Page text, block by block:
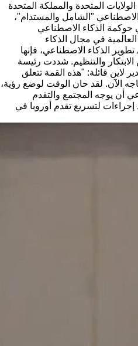
المتحدة والمملكة المتحدة
الاصطناعي "الشامل والمستدام"،
في مجال الذكاء
الذكاء الاصطناعي، فإنها
والتنظيم. شددت رئيسة
لاين قائلة: "هذه القمة تتعلق
الآن. لقد حان الوقت لوضع رؤية،
أن يوجه المجتمع والتقدم
إجراءات لتسريع تقدم أوروبا في